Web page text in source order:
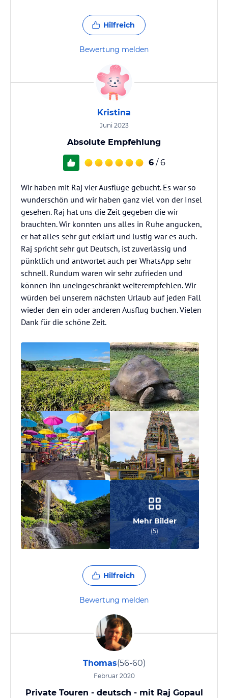
Hilfreich
Bewertung melden
Kristina
Juni 2023
Absolute Empfehlung
6 / 6
Wir haben mit Raj vier Ausflüge gebucht. Es war so
wunderschön und wir haben ganz viel von der Insel
gesehen. Raj hat uns die Zeit gegeben die wir
brauchten. Wir konnten uns alles in Ruhe angucken,
er hat alles sehr gut erklärt und lustig war es auch.
Raj spricht sehr gut Deutsch, ist zuverlässig und
pünktlich und antwortet auch per WhatsApp sehr
schnell. Rundum waren wir sehr zufrieden und
können ihn uneingeschränkt weiterempfehlen. Wir
würden bei unserem nächsten Urlaub auf jeden Fall
wieder den ein oder anderen Ausflug buchen. Vielen
Dank für die schöne Zeit.
Mehr Bilder
(5)
Hilfreich
Bewertung melden
Thomas(56-60)
Februar 2020
Private Touren - deutsch - mit Raj Gopaul